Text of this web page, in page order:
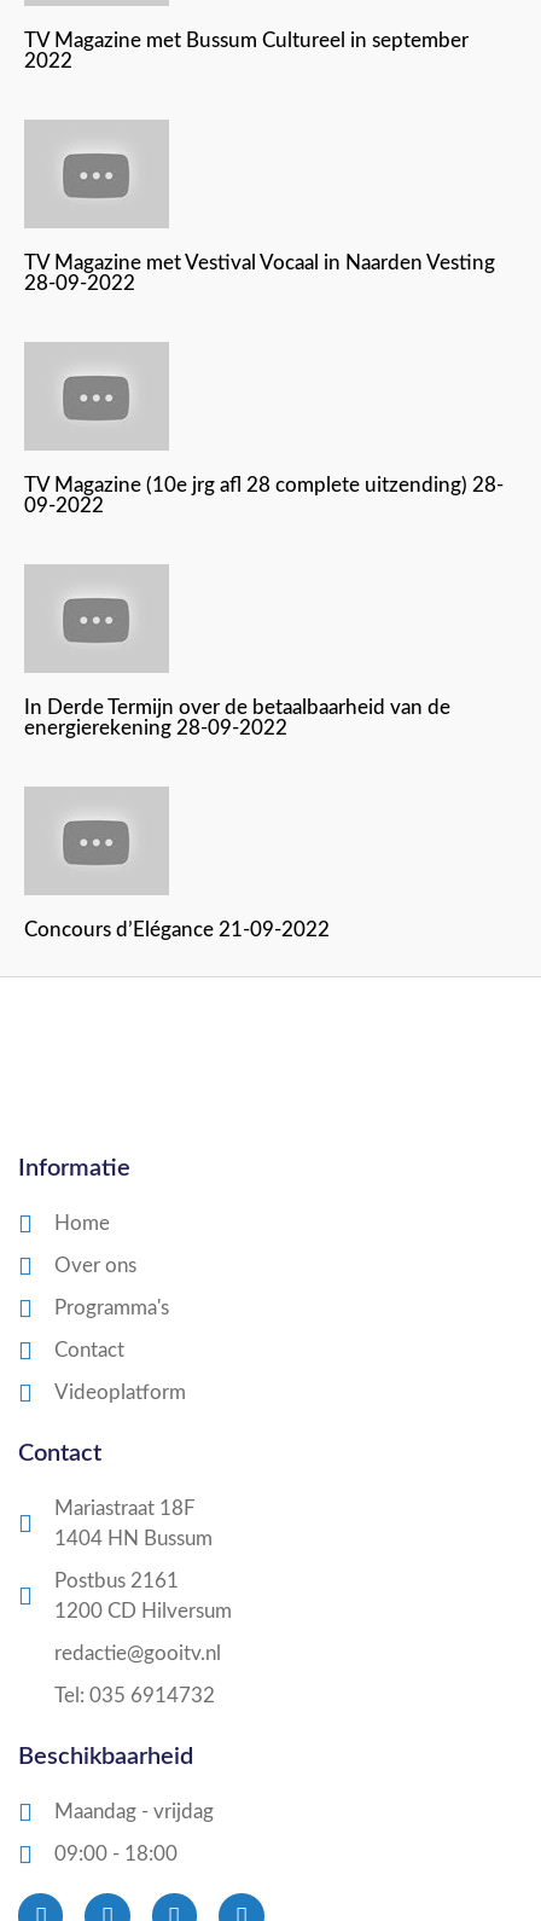
TV Magazine met Bussum Cultureel in september
2022
TV Magazine met Vestival Vocaal in Naarden Vesting
28-09-2022
TV Magazine (10e jrg afl 28 complete uitzending) 28-
09-2022
In Derde Termijn over de betaalbaarheid van de
energierekening 28-09-2022
Concours d’Elégance 21-09-2022
Informatie
Home
Over ons
Programma's
Contact
Videoplatform
Contact
Mariastraat 18F
1404 HN Bussum
Postbus 2161
1200 CD Hilversum
redactie@gooitv.nl
Tel: 035 6914732
Beschikbaarheid
Maandag - vrijdag
09:00 - 18:00